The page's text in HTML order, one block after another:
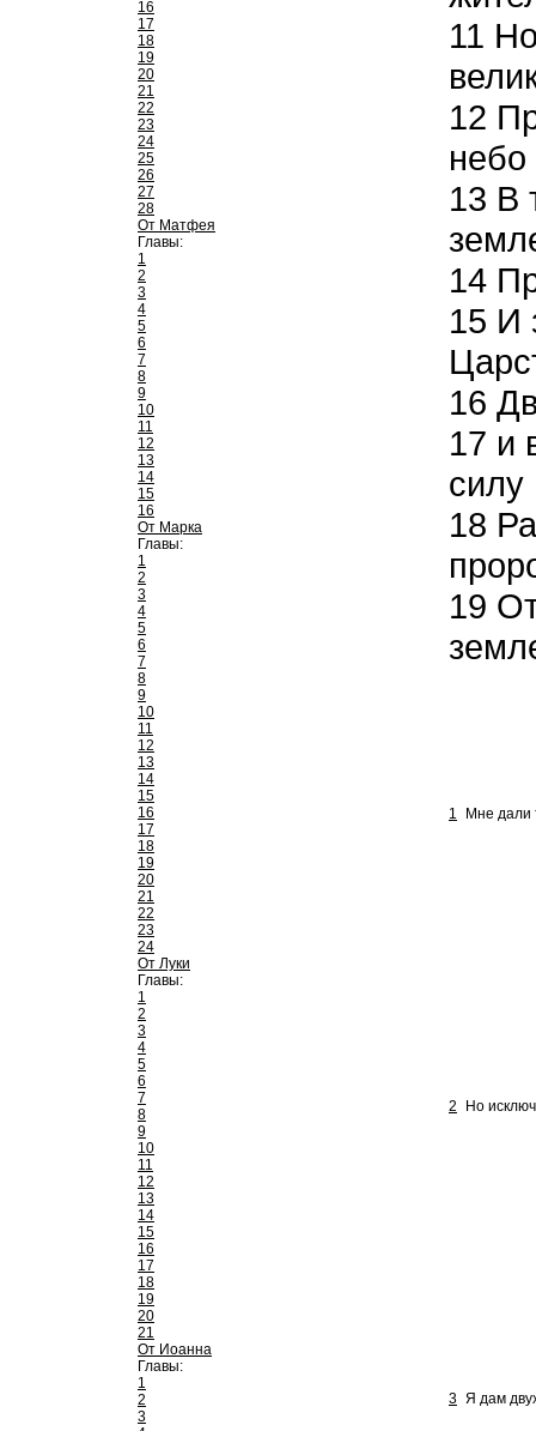
16
17
18
19
20
21
22
23
24
25
26
27
28
От Матфея
Главы:
1
2
3
4
5
6
7
8
9
10
11
12
13
14
15
16
От Марка
Главы:
1
2
3
4
5
6
7
8
9
10
11
12
13
14
15
16
17
18
19
20
21
22
23
24
От Луки
Главы:
1
2
3
4
5
6
7
8
9
10
11
12
13
14
15
16
17
18
19
20
21
От Иоанна
Главы:
1
2
3
11
12
небо
13 В
14
15 И
16
17 и
силу
18
19
1 Мне дали
2 Но
3 Я дам